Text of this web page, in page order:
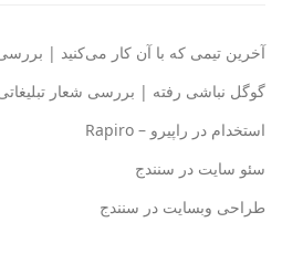
آخرین تیمی که با آن کار می‌کنید | بررسی
گوگل نباشی رفته | بررسی شعار تبلیغاتی
استخدام در راپیرو – Rapiro
سئو سایت در سنندج
طراحی وبسایت در سنندج